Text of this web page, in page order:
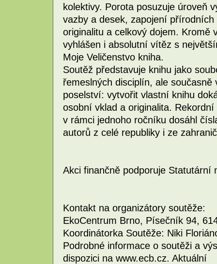
kolektivy. Porota posuzuje úroveň
vazby a desek, zapojení
originalitu a celkový dojem. Kromě
vyhlášen i absolutní vítěz s
Moje Veličenstvo kniha.
Soutěž představuje knihu jako
řemeslných disciplín, ale
poselství: vytvořit vlastní knihu
osobní vklad a originalita.
v rámci jednoho ročníku dosáhl
autorů z celé republiky i ze
Akci finančně podporuje Statutární
Kontakt na organizátory soutěže:
EkoCentrum Brno, Písečník 94,
Koordinátorka Soutěže: Niki
Podrobné informace o soutěži a
dispozici na www.ecb.cz. Aktuální